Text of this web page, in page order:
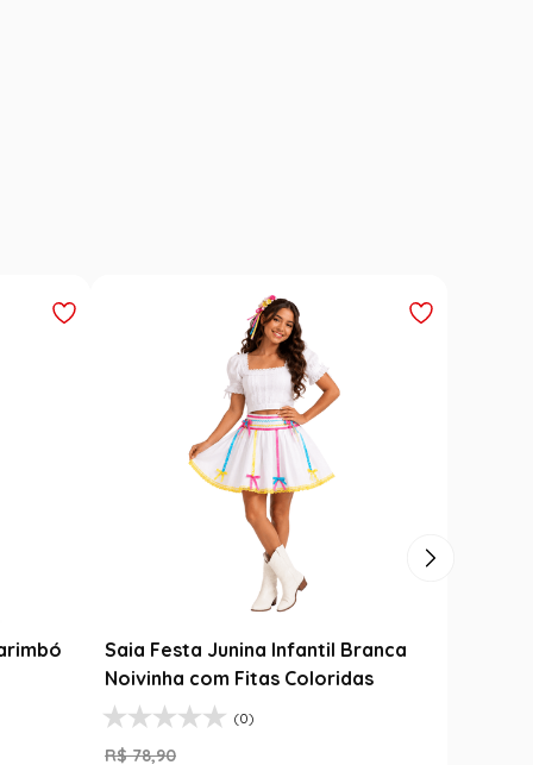
Infantil Branca
Fitas Coloridas
Fantasia Noiva Junina Infantil
Branca com Véu e Laços
R$ 139,99
R$ 79,99